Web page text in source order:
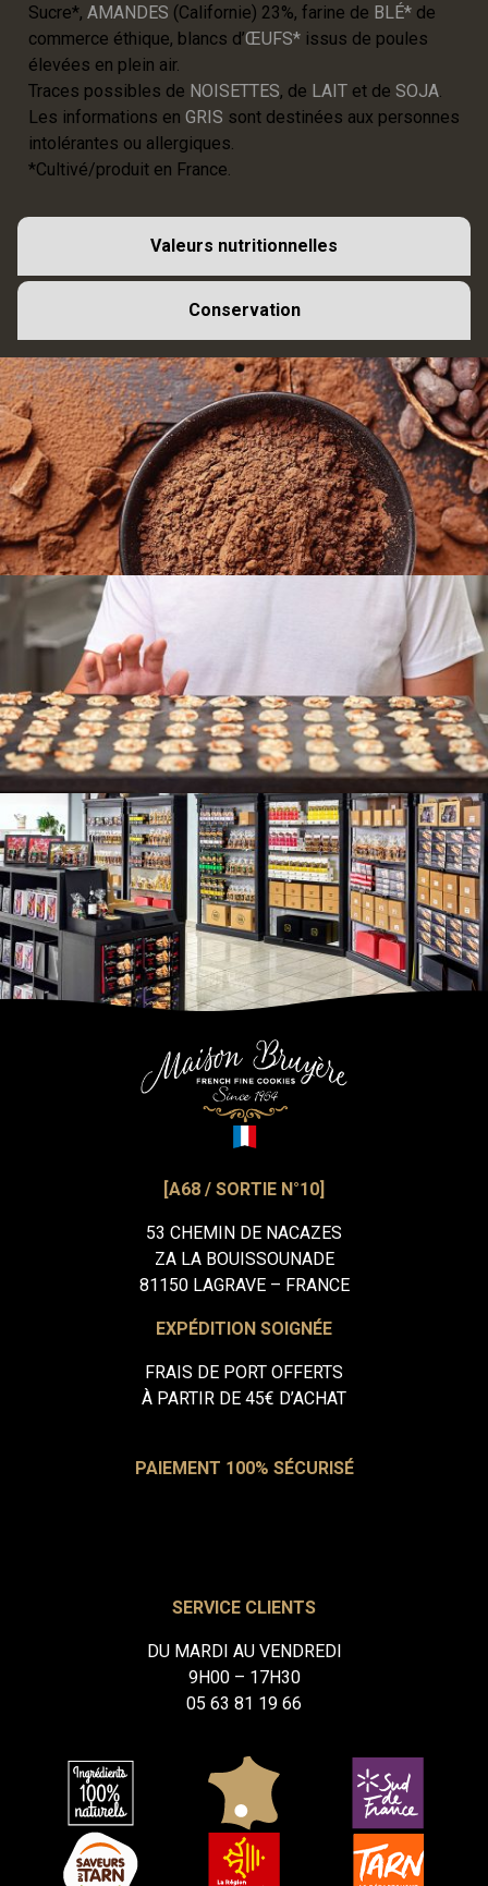
Valeurs nutritionnelles
Conservation
Sucre*, AMANDES (Californie) 23%, farine de BLÉ* de
commerce éthique, blancs d’ŒUFS* issus de poules
élevées en plein air.
Traces possibles de NOISETTES, de LAIT et de SOJA.
Les informations en GRIS sont destinées aux personnes
intolérantes ou allergiques.
*Cultivé/produit en France.
[A68 / SORTIE N°10]
53 CHEMIN DE NACAZES
ZA LA BOUISSOUNADE
81150 LAGRAVE – FRANCE
EXPÉDITION SOIGNÉE
FRAIS DE PORT OFFERTS
À PARTIR DE 45€ D’ACHAT
PAIEMENT 100% SÉCURISÉ
SERVICE CLIENTS
DU MARDI AU VENDREDI
9H00 – 17H30
05 63 81 19 66